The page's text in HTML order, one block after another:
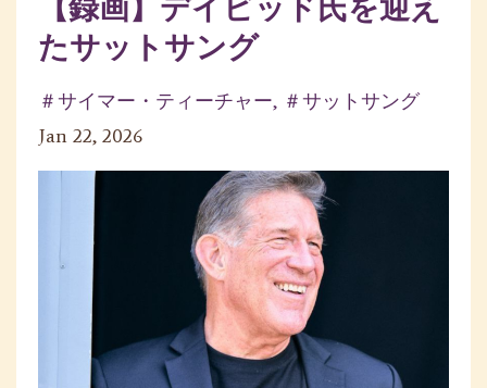
【録画】デイビッド氏を迎え
たサットサング
＃サイマー・ティーチャー
＃サットサング
Jan 22, 2026